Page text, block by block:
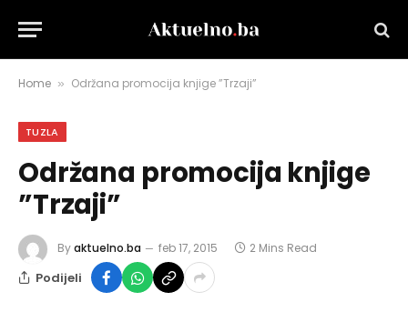
Home » Održana promocija knjige ”Trzaji”
TUZLA
Održana promocija knjige
”Trzaji”
Byaktuelno.ba feb 17, 2015 2 Mins Read
Podijeli